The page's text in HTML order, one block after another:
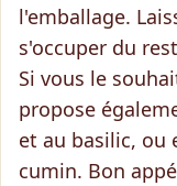
l'emballage.
s'occuper du
Si vous le
propose
et au basilic, ou
cumin. Bon